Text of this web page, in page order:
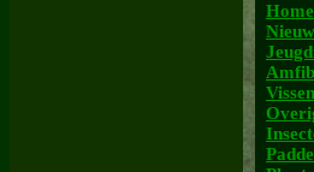
Home
Nieuw